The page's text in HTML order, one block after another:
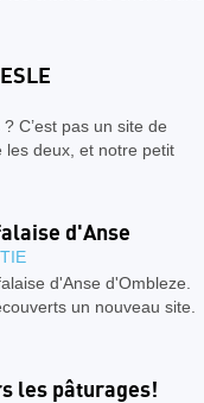
C’est pas un site de
les deux, et notre petit
d'Anse
d'Anse d'Ombleze.
un nouveau site.
les pâturages!